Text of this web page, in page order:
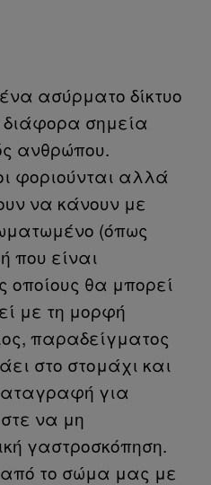
ασύρματο δίκτυο
σημεία
ανθρώπου.
φοριούνται αλλά
να κάνουν με
(όπως
που είναι
οποίους θα μπορεί
με τη μορφή
παραδείγματος
στο στομάχι και
για
να μη
γαστροσκόπηση.
το σώμα μας με